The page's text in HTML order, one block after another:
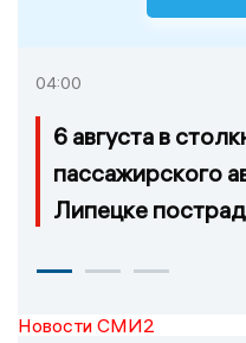
04:00
6 августа в
пассажирского
Липецке
Новости СМИ2